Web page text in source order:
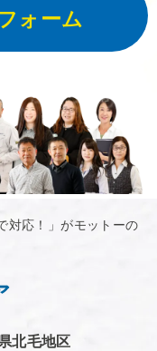
ォーム
対応！」がモットーの
北毛地区